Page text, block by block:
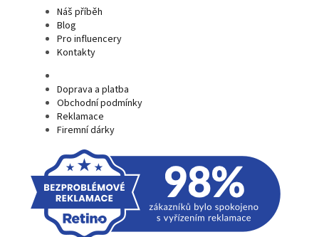
Náš příběh
Blog
Pro influencery
Kontakty
Doprava a platba
Obchodní podmínky
Reklamace
Firemní dárky